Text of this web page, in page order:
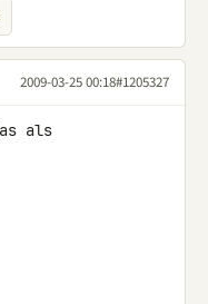
2009-03-25 00:18#1205327
als